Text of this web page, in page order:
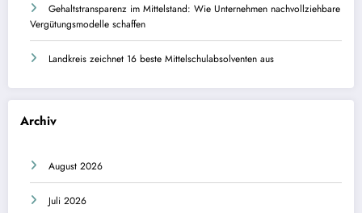
Gehaltstransparenz im Mittelstand: Wie Unternehmen nachvollziehbare
Vergütungsmodelle schaffen
Landkreis zeichnet 16 beste Mittelschulabsolventen aus
Archiv
August 2026
Juli 2026